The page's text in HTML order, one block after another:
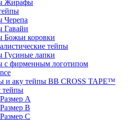
Жирафы
Черепа
Гавайи
Божьи коровки
тейпы
Гусиные лапки
с фирменным логотипом
и аку тейпы BB CROSS TAPE™
тейпы
Размер А
Размер B
Размер С